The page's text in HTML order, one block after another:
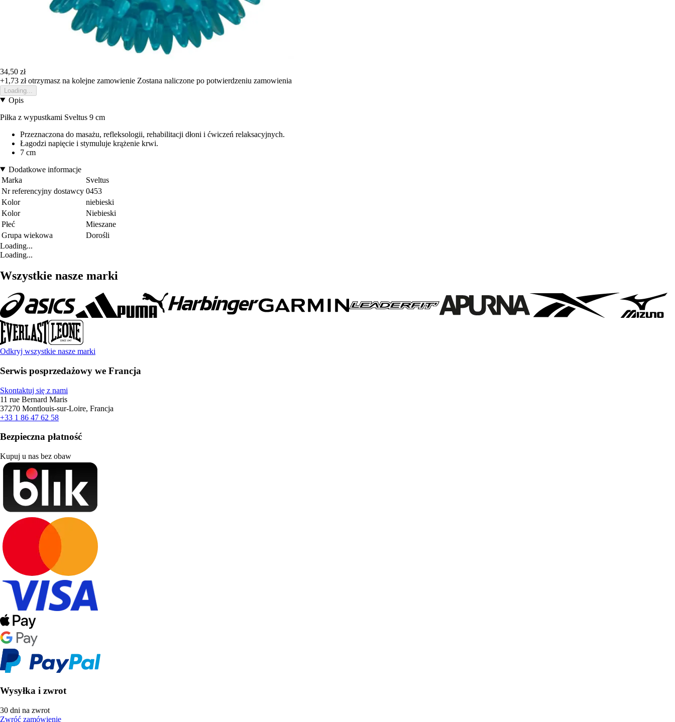
34,50 zł
+1,73 złotrzymasz na kolejne zamowienie Zostana naliczone po potwierdzeniu zamowienia
Loading...
Opis
Piłka z wypustkami Sveltus 9 cm
Przeznaczona do masażu, refleksologii, rehabilitacji dłoni i ćwiczeń relaksacyjnych.
Łagodzi napięcie i stymuluje krążenie krwi.
7 cm
Dodatkowe informacje
Marka
Sveltus
Nr referencyjny dostawcy 0453
Kolor
niebieski
Kolor
Niebieski
Płeć
Mieszane
Grupa wiekowa
Dorośli
Loading...
Loading...
Wszystkie nasze marki
Odkryj wszystkie nasze marki
Serwis posprzedażowy we Francja
Skontaktuj się z nami
11 rue Bernard Maris
37270 Montlouis-sur-Loire, Francja
+33 1 86 47 62 58
Bezpieczna płatność
Kupuj u nas bez obaw
Wysyłka i zwrot
30 dni na zwrot
Zwróć zamówienie